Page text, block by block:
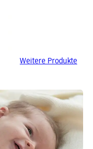
Weitere Produkte